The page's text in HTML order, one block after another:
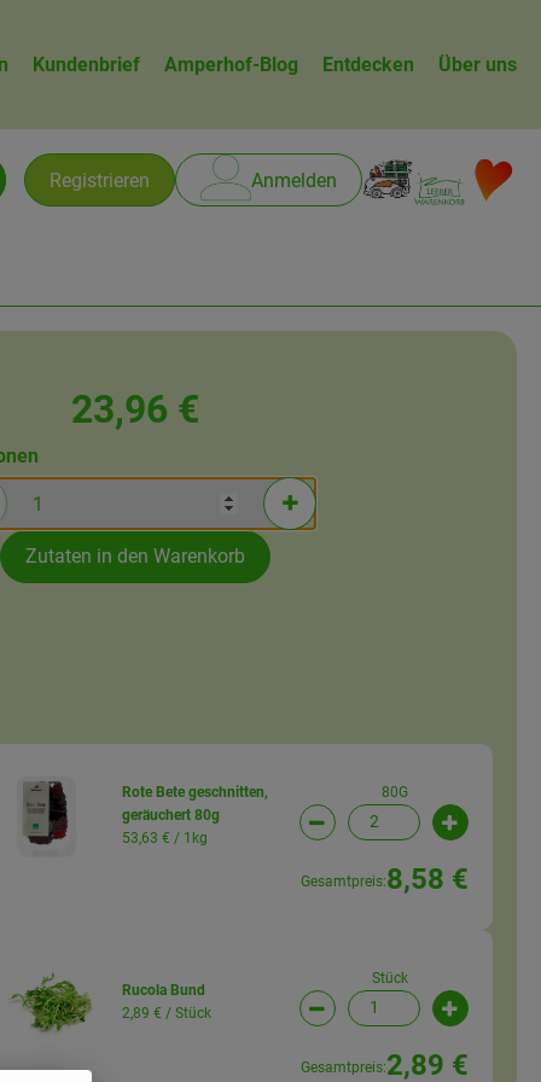
Kundenbrief Amperhof-Blog Entdecken Über uns
Registrieren Anmelden
23,96 €
verringern (aktuell 1 Portionen ausgewählt)
Portionen erhöhen (aktuell 1
Zutaten in den Warenkorb
ändern
Rote Bete geschnitten,
geräuchert 80g
53,63 € / 1kg
80G
Artikelanzahl verringern
Gesamtpreis:8,58 €
ändern
Rucola Bund
2,89 € / Stück
Stück
Artikelanzahl verringern
Gesamtpreis:2,89 €